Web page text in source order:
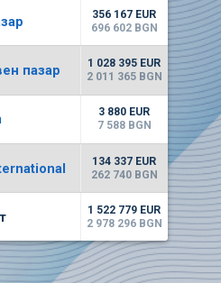
(евро)
356 167 EUR
696 602 BGN
пазар
1 028 395 EUR
2 011 365 BGN
3 880 EUR
7 588 BGN
134 337 EUR
262 740 BGN
1 522 779 EUR
2 978 296 BGN